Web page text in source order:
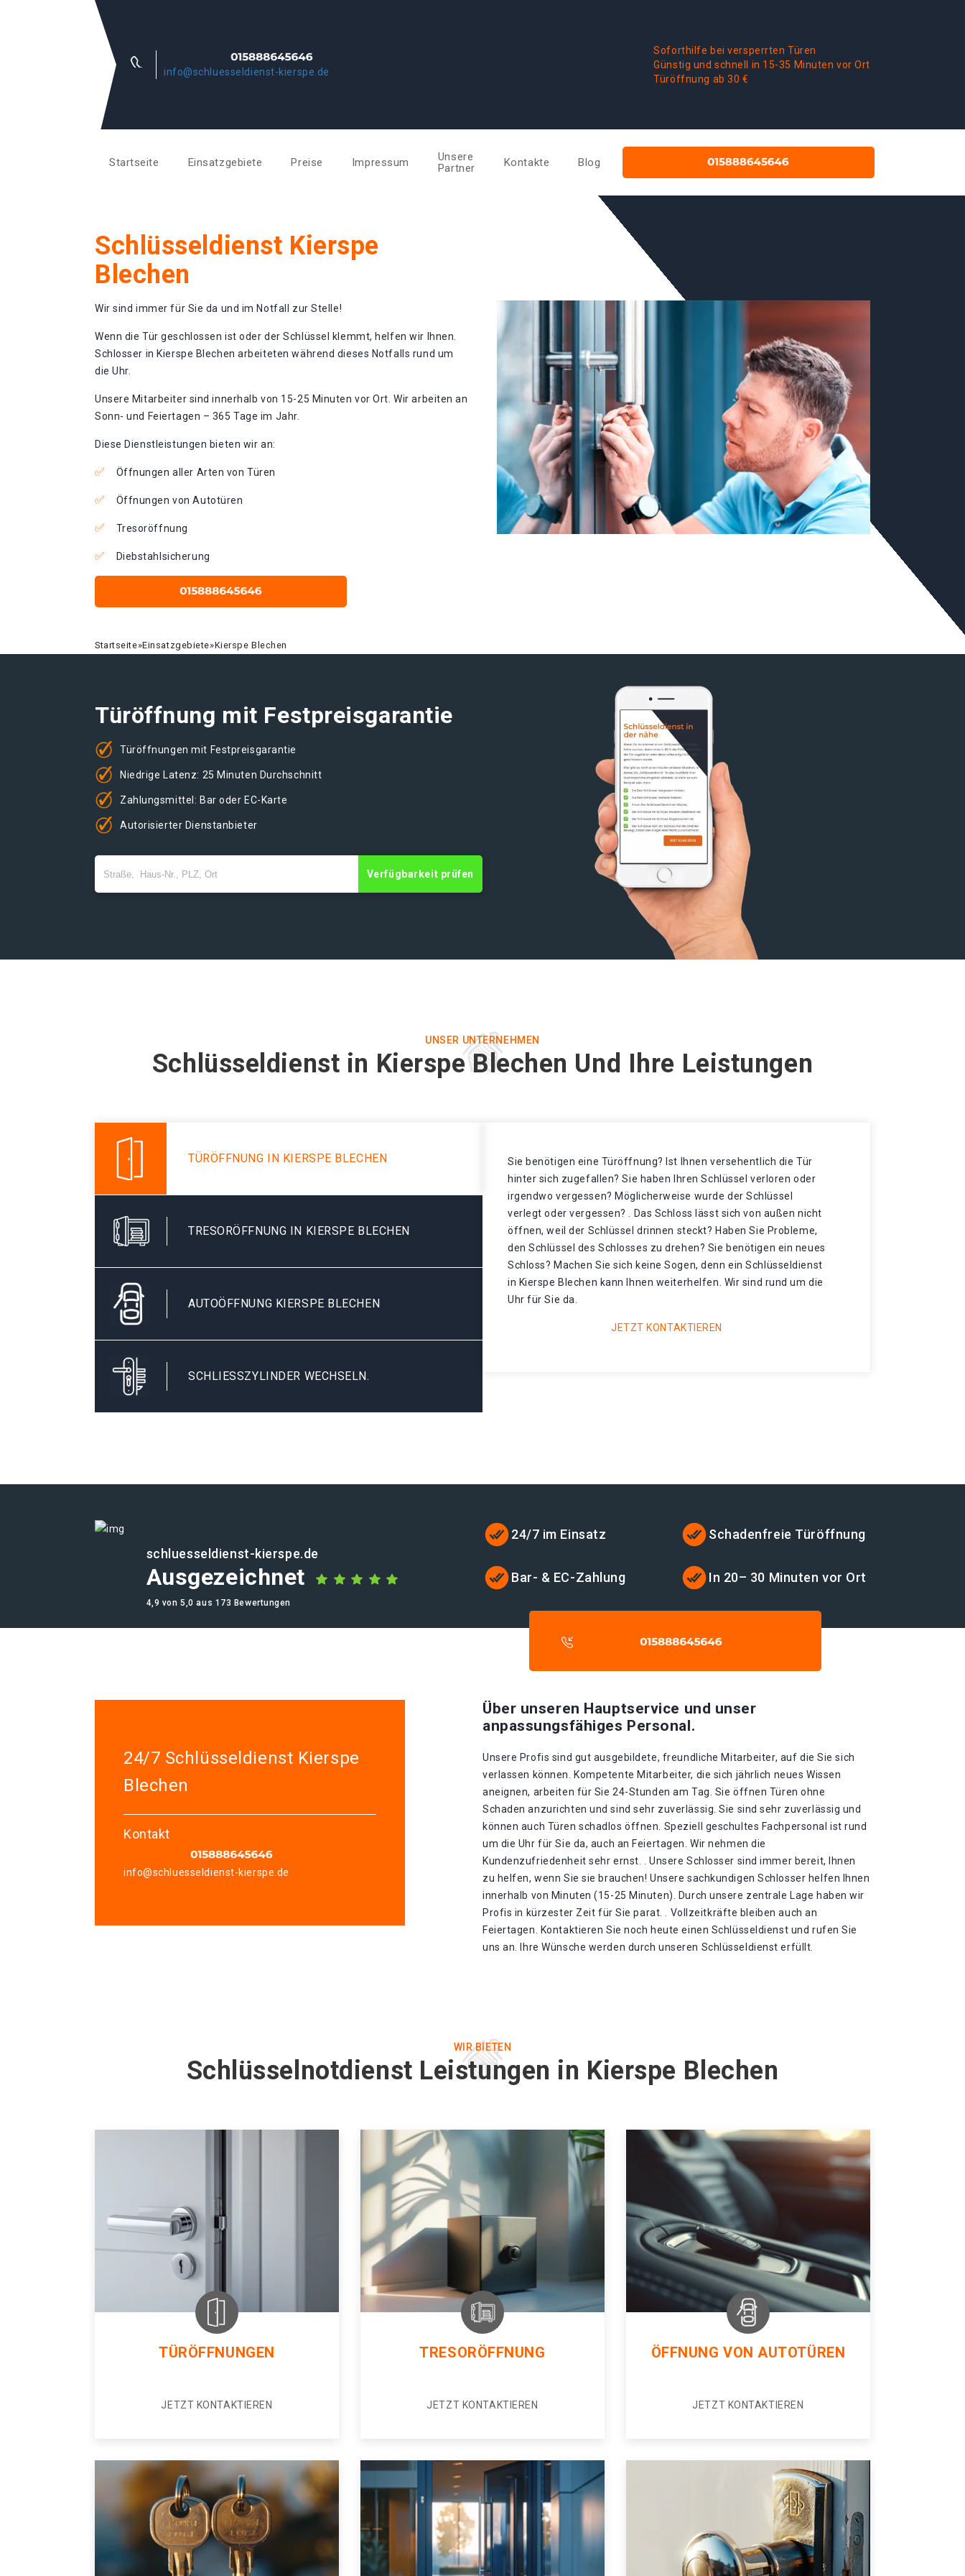
info@schluesseldienst-kierspe.de
Soforthilfe bei versperrten Türen
Günstig und schnell in 15-35 Minuten vor Ort
Türöffnung ab 30 €
Startseite Einsatzgebiete Preise Impressum
Unsere
Partner
Kontakte Blog
Schlüsseldienst Kierspe
Blechen
Wir sind immer für Sie da und im Notfall zur Stelle!
Wenn die Tür geschlossen ist oder der Schlüssel klemmt, helfen wir Ihnen.
Schlosser in Kierspe Blechen arbeiteten während dieses Notfalls rund um
die Uhr.
Unsere Mitarbeiter sind innerhalb von 15-25 Minuten vor Ort. Wir arbeiten an
Sonn- und Feiertagen – 365 Tage im Jahr.
Diese Dienstleistungen bieten wir an:
Öffnungen aller Arten von Türen
Öffnungen von Autotüren
Tresoröffnung
Diebstahlsicherung
Startseite»Einsatzgebiete»Kierspe Blechen
Türöffnung mit Festpreisgarantie
Türöffnungen mit Festpreisgarantie
Niedrige Latenz: 25 Minuten Durchschnitt
Zahlungsmittel: Bar oder EC-Karte
Autorisierter Dienstanbieter
Verfügbarkeit prüfen
UNSER UNTERNEHMEN
Schlüsseldienst in Kierspe Blechen Und Ihre Leistungen
TÜRÖFFNUNG IN KIERSPE BLECHEN
TRESORÖFFNUNG IN KIERSPE BLECHEN
AUTOÖFFNUNG KIERSPE BLECHEN
SCHLIESSZYLINDER WECHSELN.
Sie benötigen eine Türöffnung? Ist Ihnen versehentlich die Tür
hinter sich zugefallen? Sie haben Ihren Schlüssel verloren oder
irgendwo vergessen? Möglicherweise wurde der Schlüssel
verlegt oder vergessen? . Das Schloss lässt sich von außen nicht
öffnen, weil der Schlüssel drinnen steckt? Haben Sie Probleme,
den Schlüssel des Schlosses zu drehen? Sie benötigen ein neues
Schloss? Machen Sie sich keine Sogen, denn ein Schlüsseldienst
in Kierspe Blechen kann Ihnen weiterhelfen. Wir sind rund um die
Uhr für Sie da.
JETZT KONTAKTIEREN
schluesseldienst-kierspe.de
Ausgezeichnet
4,9 von 5,0 aus 173 Bewertungen
24/7 im Einsatz Schadenfreie Türöffnung
Bar- & EC-Zahlung In 20– 30 Minuten vor Ort
24/7 Schlüsseldienst Kierspe
Blechen
Kontakt
info@schluesseldienst-kierspe.de
Über unseren Hauptservice und unser
anpassungsfähiges Personal.
Unsere Profis sind gut ausgebildete, freundliche Mitarbeiter, auf die Sie sich
verlassen können. Kompetente Mitarbeiter, die sich jährlich neues Wissen
aneignen, arbeiten für Sie 24-Stunden am Tag. Sie öffnen Türen ohne
Schaden anzurichten und sind sehr zuverlässig. Sie sind sehr zuverlässig und
können auch Türen schadlos öffnen. Speziell geschultes Fachpersonal ist rund
um die Uhr für Sie da, auch an Feiertagen. Wir nehmen die
Kundenzufriedenheit sehr ernst. . Unsere Schlosser sind immer bereit, Ihnen
zu helfen, wenn Sie sie brauchen! Unsere sachkundigen Schlosser helfen Ihnen
innerhalb von Minuten (15-25 Minuten). Durch unsere zentrale Lage haben wir
Profis in kürzester Zeit für Sie parat. . Vollzeitkräfte bleiben auch an
Feiertagen. Kontaktieren Sie noch heute einen Schlüsseldienst und rufen Sie
uns an. Ihre Wünsche werden durch unseren Schlüsseldienst erfüllt.
WIR BIETEN
Schlüsselnotdienst Leistungen in Kierspe Blechen
TÜRÖFFNUNGEN
JETZT KONTAKTIEREN
TRESORÖFFNUNG
JETZT KONTAKTIEREN
ÖFFNUNG VON AUTOTÜREN
JETZT KONTAKTIEREN